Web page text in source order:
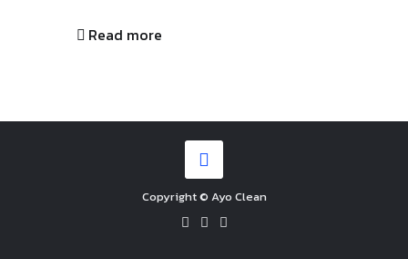
Read more
Copyright © Ayo Clean